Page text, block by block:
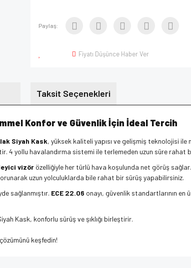
Paylaş:
Fiyatı Düşünce Haber Ver
Taksit Seçenekleri
Konfor ve Güvenlik İçin İdeal Tercih
Siyah Kask, yüksek kaliteli yapısı ve gelişmiş teknolojisi ile
yollu havalandırma sistemi ile terlemeden uzun süre rahat
vizör özelliğiyle her türlü hava koşulunda net görüş sağlar.
uzun yolculuklarda bile rahat bir sürüş yapabilirsiniz.
sağlanmıştır. ECE 22.06 onayı, güvenlik standartlarının
Kask, konforlu sürüş ve şıklığı birleştirir.
keşfedin!